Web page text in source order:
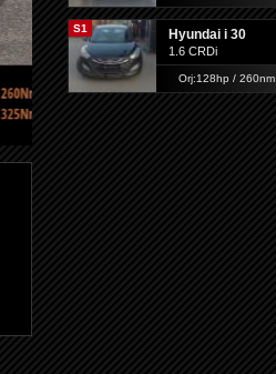
S1 Hyundai i 30
1.6 CRDi
Orj:128hp / 260nm